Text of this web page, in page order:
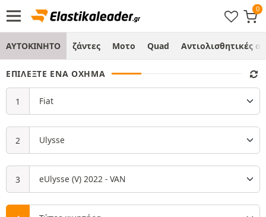
ΑΥΤΟΚΙΝΗΤΟ ζάντες Μοτο Quad Αντιολισθητικές
ΕΠΙΛΈΞΤΕ ΈΝΑ ΌΧΗΜΑ